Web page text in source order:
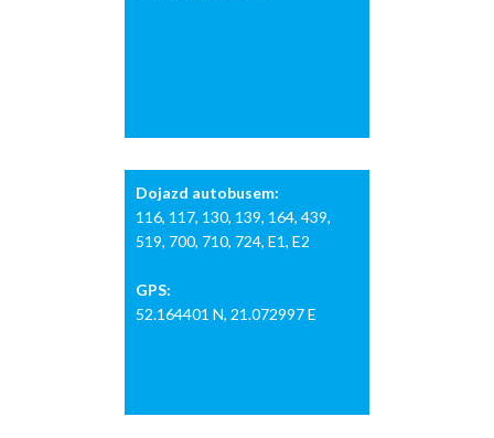
Dojazd autobusem:
116, 117, 130, 139, 164, 439,
519, 700, 710, 724, E1, E2
GPS:
52.164401 N, 21.072997 E